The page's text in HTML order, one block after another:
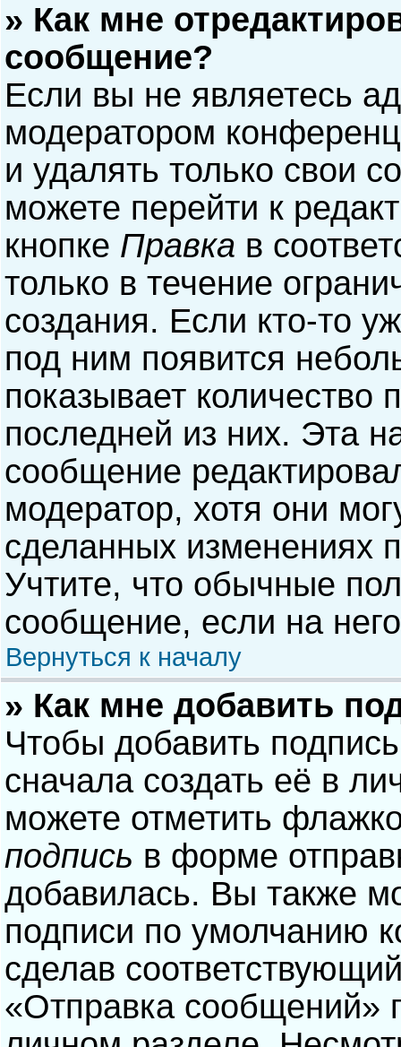
» Как мне
сообщение?
Если вы не являетесь
модератором
и удалять только свои
можете перейти к
кнопке Правка в
только в течение
создания. Если кто-то
под ним появится
показывает количество
последней из них. Эта
сообщение
модератор, хотя они
сделанных изменениях
Учтите, что обычные
сообщение, если на
Вернуться к началу
» Как мне добавить
Чтобы добавить
сначала создать её в
можете отметить
подпись в форме
добавилась. Вы также
подписи по умолчанию
сделав
«Отправка сообщений»